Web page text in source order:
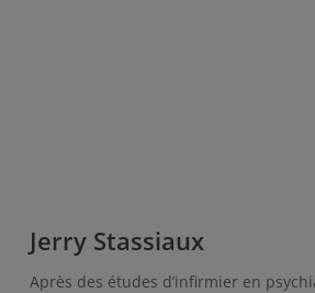
Jerry Stassiaux
Après des études d’infirmier en